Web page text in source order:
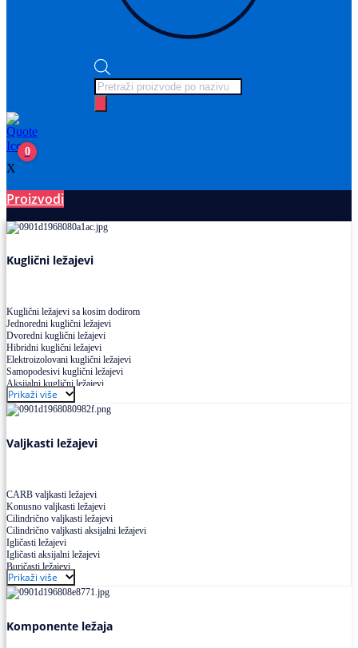
Products
search
0
X
Proizvodi
Kuglični ležajevi
Kuglični ležajevi sa kosim dodirom
Jednoredni kuglični ležajevi
Dvoredni kuglični ležajevi
Hibridni kuglični ležajevi
Elektroizolovani kuglični ležajevi
Samopodesivi kuglični ležajevi
Aksijalni kuglični ležajevi
Kuglični ležajevi od nerđajućeg čelika
Prikaži više
Valjkasti ležajevi
CARB valjkasti ležajevi
Konusno valjkasti ležajevi
Cilindrično valjkasti ležajevi
Cilindrično valjkasti aksijalni ležajevi
Igličasti ležajevi
Igličasti aksijalni ležajevi
Buričasti ležajevi
Buričasti zaptiveni ležajevi
Buričasti aksijalni ležajevi
Prikaži više
Komponente ležaja